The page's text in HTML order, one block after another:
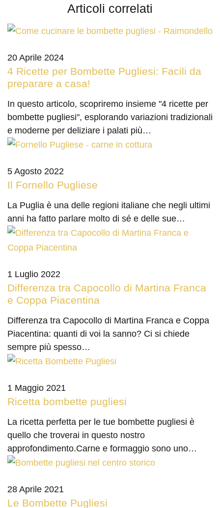
Articoli correlati
20 Aprile 2024
4 Ricette per Bombette Pugliesi: Facili da
preparare a casa!
In questo articolo, scopriremo insieme "4 ricette per
bombette pugliesi", esplorando variazioni tradizionali
e moderne per deliziare i palati più…
5 Agosto 2022
Il Fornello Pugliese
La Puglia è una delle regioni italiane che negli ultimi
anni ha fatto parlare molto di sé e delle sue…
1 Luglio 2022
Differenza tra Capocollo di Martina Franca
e Coppa Piacentina
Differenza tra Capocollo di Martina Franca e Coppa
Piacentina: quanti di voi la sanno? Ci si chiede
sempre più spesso…
1 Maggio 2021
Ricetta bombette pugliesi
La ricetta perfetta per le tue bombette pugliesi è
quello che troverai in questo nostro
approfondimento.Carne e formaggio sono uno…
28 Aprile 2021
Le Bombette Pugliesi